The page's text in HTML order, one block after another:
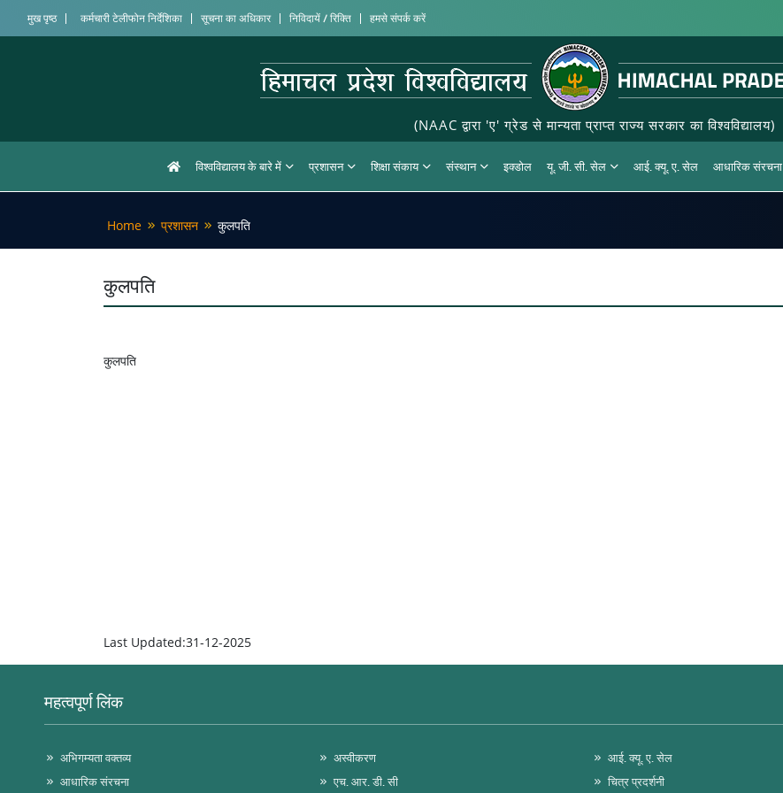
मुख पृष्ठ कर्मचारी टेलीफोन निर्देशिका सूचना का अधिकार निविदायें / रिक्ति हमसे संपर्क करें
(NAAC द्वारा 'ए' ग्रेड से मान्यता प्राप्त राज्य सरकार का विश्वविद्यालय)
विश्वविद्यालय के बारे में प्रशासन शिक्षा संकाय संस्थान इक्डोल यू. जी. सी. सेल आई. क्यू. ए. सेल आधारिक संरचना
Home प्रशासन कुलपति
कुलपति
कुलपति
Last Updated:31-12-2025
महत्वपूर्ण लिंक
अभिगम्यता वक्तव्य अस्वीकरण
आई. क्यू. ए. सेल
आधारिक संरचना
एच. आर. डी. सी चित्र प्रदर्शनी